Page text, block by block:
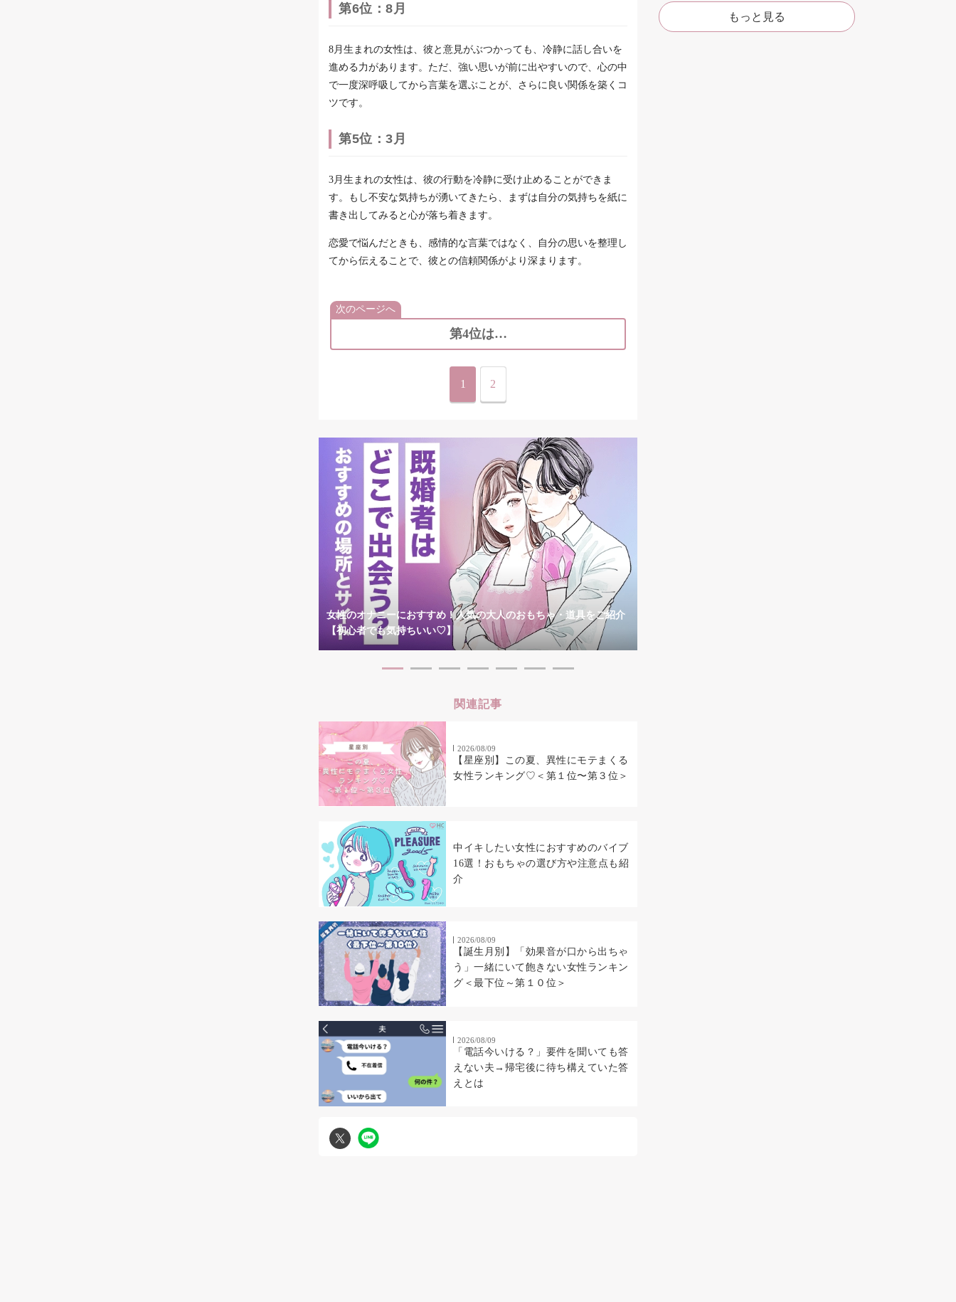
第6位：8月
8月生まれの女性は、彼と意見がぶつかっても、冷静に話し合いを
進める力があります。ただ、強い思いが前に出やすいので、心の中
で一度深呼吸してから言葉を選ぶことが、さらに良い関係を築くコ
ツです。
第5位：3月
3月生まれの女性は、彼の行動を冷静に受け止めることができま
す。もし不安な気持ちが湧いてきたら、まずは自分の気持ちを紙に
書き出してみると心が落ち着きます。
恋愛で悩んだときも、感情的な言葉ではなく、自分の思いを整理し
てから伝えることで、彼との信頼関係がより深まります。
次のページへ
第4位は…
1 2
女性のオナニーにおすすめ！人気の大人のおもちゃ・道具をご紹介
【初心者でも気持ちいい♡】
関連記事
2026/08/09
【星座別】この夏、異性にモテまくる
女性ランキング♡＜第１位〜第３位＞
中イキしたい女性におすすめのバイブ
16選！おもちゃの選び方や注意点も紹
介
2026/08/09
【誕生月別】「効果音が口から出ちゃ
う」一緒にいて飽きない女性ランキン
グ＜最下位～第１０位＞
2026/08/09
「電話今いける？」要件を聞いても答
えない夫→帰宅後に待ち構えていた答
えとは
もっと見る